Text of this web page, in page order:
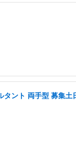
ント 両手型 募集土